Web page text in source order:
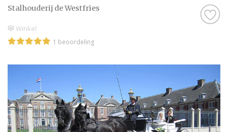
Trouwen.nl! Wij wensen jullie alvast een
geweldige tijd toe!
Stalhouderij de Westfries
Winkel
1 beoordeling